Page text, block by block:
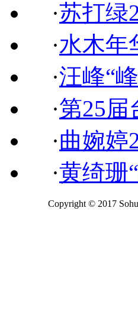
·苏打绿
·水木年
·汪峰“
·第25届
·曲婉婷
·黄绮珊
Copyright © 2017